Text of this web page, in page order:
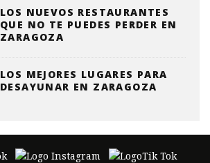
LOS NUEVOS RESTAURANTES
QUE NO TE PUEDES PERDER EN
ZARAGOZA
LOS MEJORES LUGARES PARA
DESAYUNAR EN ZARAGOZA